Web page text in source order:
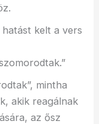
kelt a vers
mintha
akik reagálnak
az ősz